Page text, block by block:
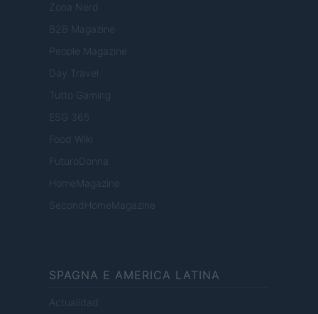
Zona Nerd
B2B Magazine
People Magazine
Day Travel
Tutto Gaming
ESG 365
Food Wiki
FuturoDonna
HomeMagazine
SecondHomeMagazine
SPAGNA E AMERICA LATINA
Actualidad